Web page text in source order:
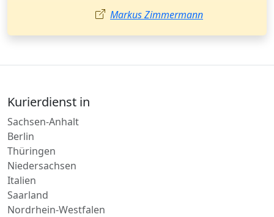
Ayşe Yılmaz
Kurierdienst in
Sachsen-Anhalt
Berlin
Thüringen
Niedersachsen
Italien
Saarland
Nordrhein-Westfalen